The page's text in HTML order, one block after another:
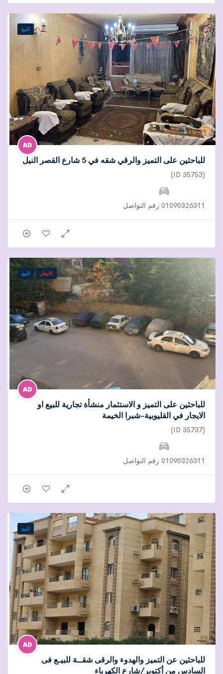
للبيع
للباحثين على التميز والرقي شقه في 5 شارع القصر النيل
(ID 35753)
01090326311 رقم التواصل
الايجار للبيع
للباحثين على التميز و الاستثمار منشأة تجارية للبيع او
الايجار في القليوبية-شبرا الخيمة
(ID 35737)
01090326311 رقم التواصل
للبيع
للباحثين عن التميز والهدوء والرقى شقــة للبيـع فى
السادس من أكتوبر/شارع الكهرباء